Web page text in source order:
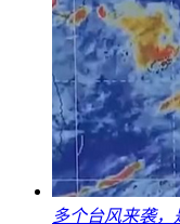
多个台风来袭